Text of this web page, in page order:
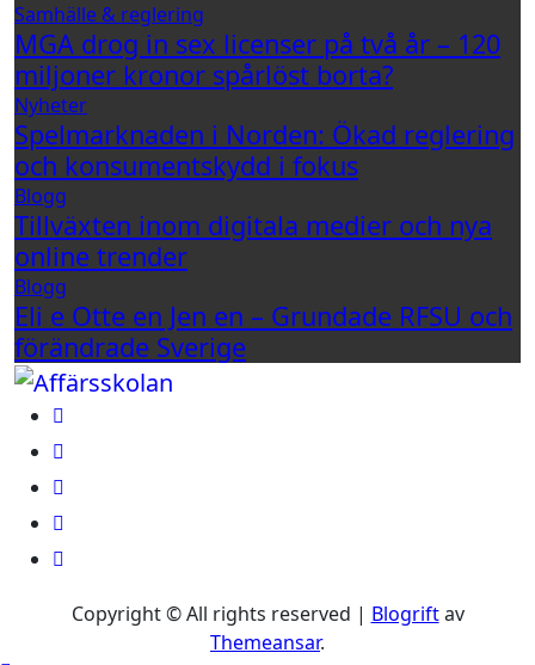
Samhälle & reglering
MGA drog in sex licenser på två år – 120
miljoner kronor spårlöst borta?
Nyheter
Spelmarknaden i Norden: Ökad reglering
och konsumentskydd i fokus
Blogg
Tillväxten inom digitala medier och nya
online trender
Blogg
Eli e Otte en Jen en – Grundade RFSU och
förändrade Sverige
Copyright © All rights reserved | Blogriftav
Themeansar.